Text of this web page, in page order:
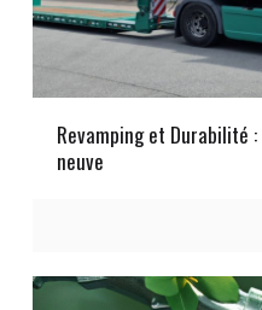
Revamping et Durabilité
neuve